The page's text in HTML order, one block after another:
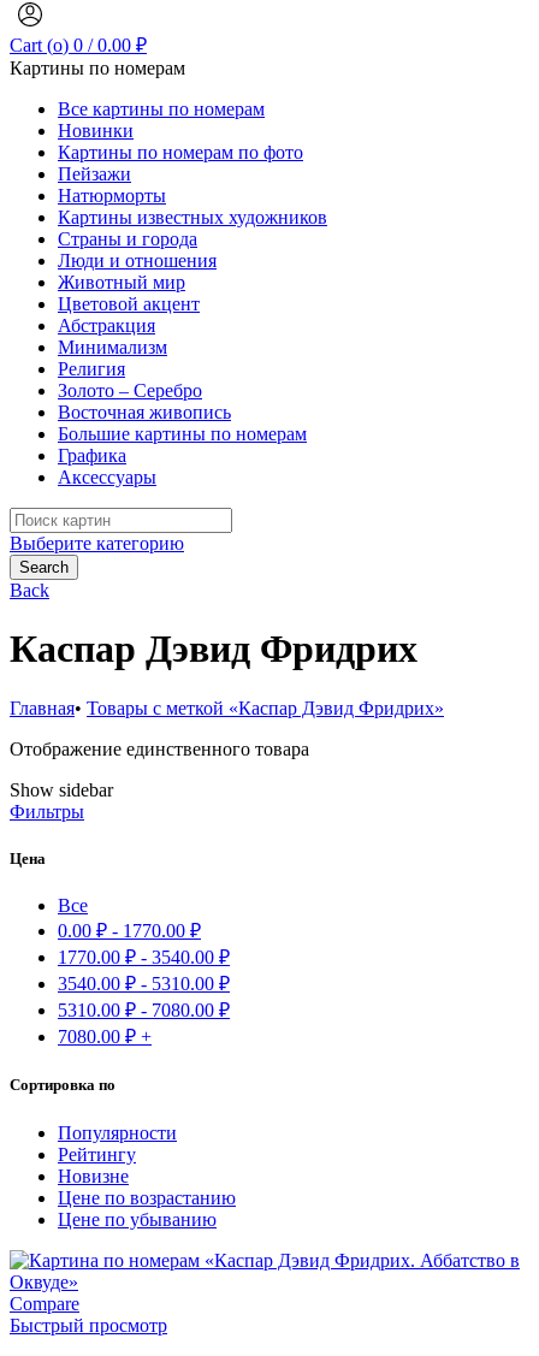
Cart (o) 0 / 0.00 ₽
Картины по номерам
Все картины по номерам
Новинки
Картины по номерам по фото
Пейзажи
Натюрморты
Картины известных художников
Страны и города
Люди и отношения
Животный мир
Цветовой акцент
Абстракция
Минимализм
Религия
Золото – Серебро
Восточная живопись
Большие картины по номерам
Графика
Аксессуары
Search
for:
Выберите категорию
Search
Back
Каспар Дэвид Фридрих
Главная• Товары с меткой «Каспар Дэвид Фридрих»
Отображение единственного товара
Show sidebar
Фильтры
Цена
Все
0.00 ₽ - 1770.00 ₽
1770.00 ₽ - 3540.00 ₽
3540.00 ₽ - 5310.00 ₽
5310.00 ₽ - 7080.00 ₽
7080.00 ₽ +
Сортировка по
Популярности
Рейтингу
Новизне
Цене по возрастанию
Цене по убыванию
Compare
Быстрый просмотр